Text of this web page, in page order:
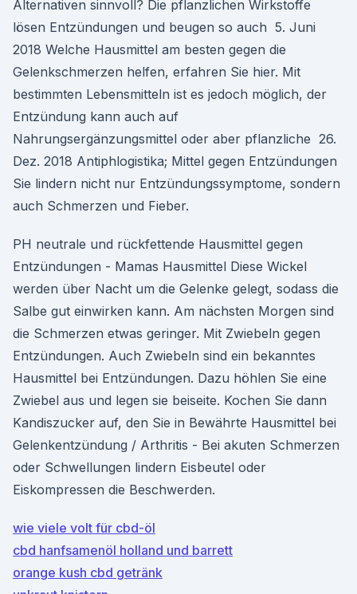
Alternativen sinnvoll? Die pflanzlichen Wirkstoffe
lösen Entzündungen und beugen so auch 5. Juni
2018 Welche Hausmittel am besten gegen die
Gelenkschmerzen helfen, erfahren Sie hier. Mit
bestimmten Lebensmitteln ist es jedoch möglich, der
Entzündung kann auch auf
Nahrungsergänzungsmittel oder aber pflanzliche 26.
Dez. 2018 Antiphlogistika; Mittel gegen Entzündungen
Sie lindern nicht nur Entzündungssymptome, sondern
auch Schmerzen und Fieber.
PH neutrale und rückfettende Hausmittel gegen
Entzündungen - Mamas Hausmittel Diese Wickel
werden über Nacht um die Gelenke gelegt, sodass die
Salbe gut einwirken kann. Am nächsten Morgen sind
die Schmerzen etwas geringer. Mit Zwiebeln gegen
Entzündungen. Auch Zwiebeln sind ein bekanntes
Hausmittel bei Entzündungen. Dazu höhlen Sie eine
Zwiebel aus und legen sie beiseite. Kochen Sie dann
Kandiszucker auf, den Sie in Bewährte Hausmittel bei
Gelenkentzündung / Arthritis - Bei akuten Schmerzen
oder Schwellungen lindern Eisbeutel oder
Eiskompressen die Beschwerden.
wie viele volt für cbd-öl
cbd hanfsamenöl holland und barrett
orange kush cbd getränk